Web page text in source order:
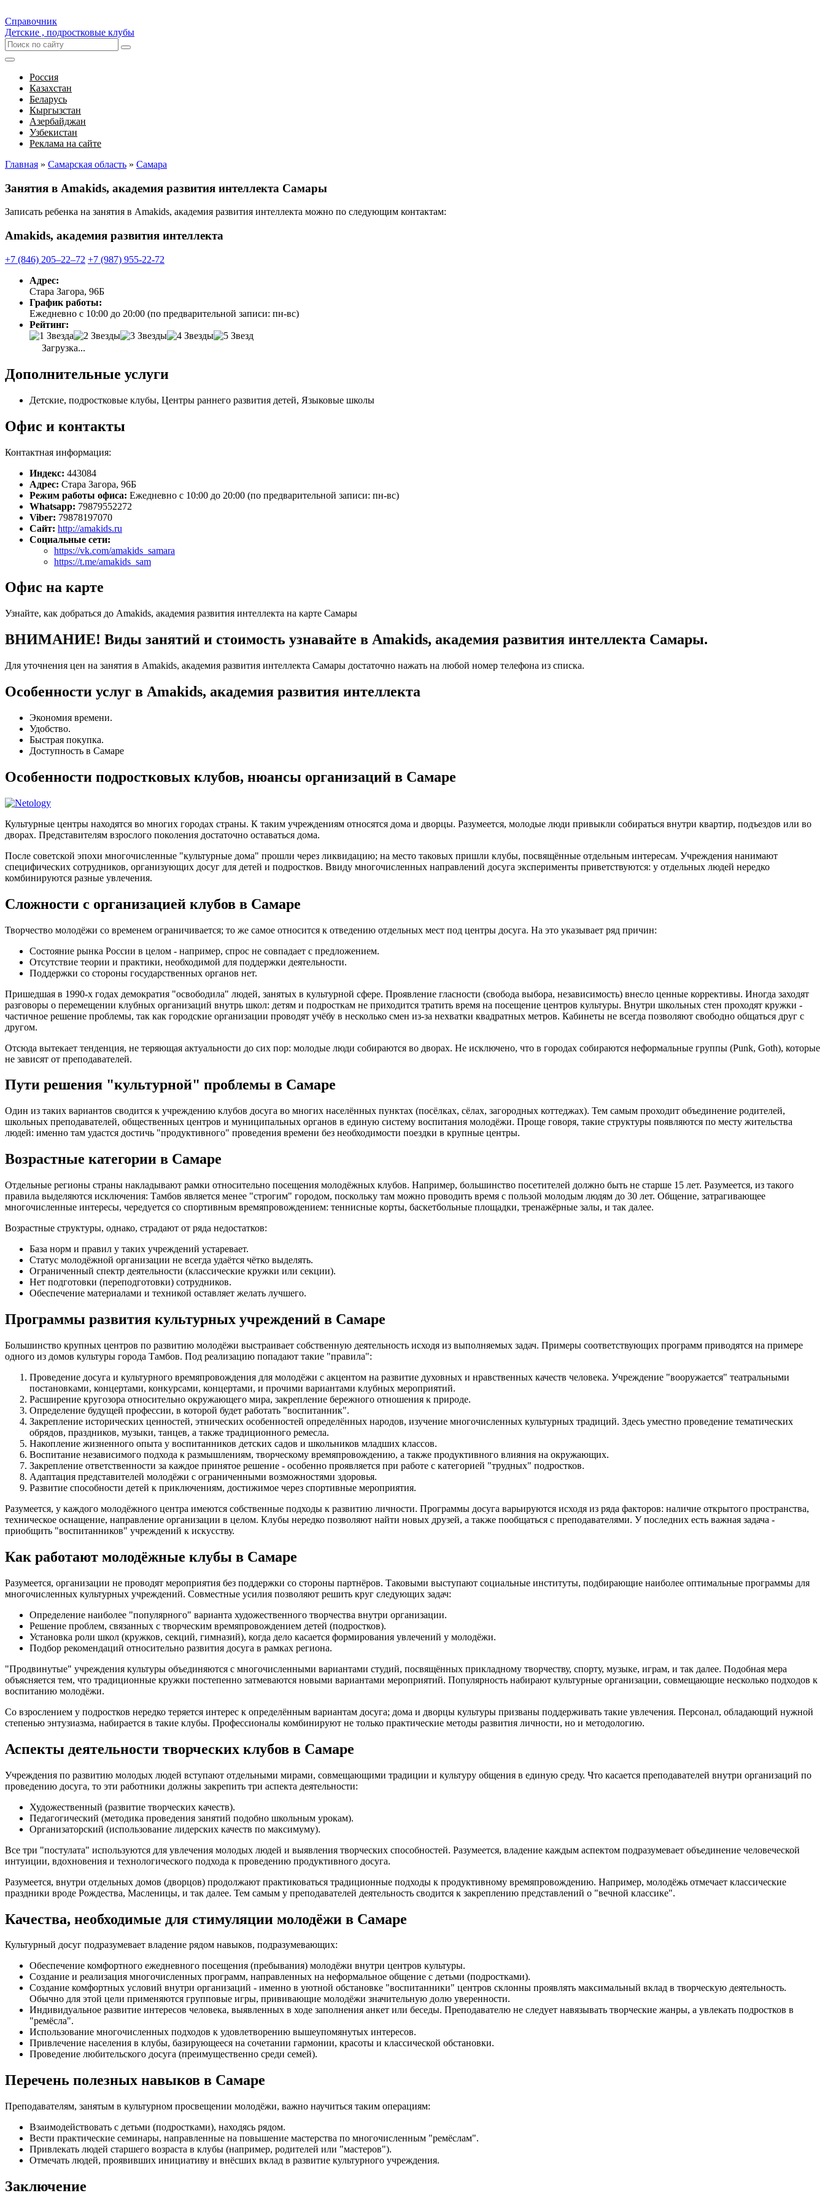
Справочник
Детские , подростковые клубы
Россия
Казахстан
Беларусь
Кыргызстан
Азербайджан
Узбекистан
Реклама на сайте
Главная » Самарская область » Самара
Занятия в Amakids, академия развития интеллекта Самары
Записать ребенка на занятия в Amakids, академия развития интеллекта можно по следующим контактам:
Amakids, академия развития интеллекта
+7 (846) 205‒22‒72 +7 (987) 955-22-72
Адрес:
Стара Загора, 96Б
График работы:
Ежедневно с 10:00 до 20:00 (по предварительной записи: пн-вс)
Рейтинг:
Загрузка...
Дополнительные услуги
Детские, подростковые клубы, Центры раннего развития детей, Языковые школы
Офис и контакты
Контактная информация:
Индекс: 443084
Адрес: Стара Загора, 96Б
Режим работы офиса: Ежедневно с 10:00 до 20:00 (по предварительной записи: пн-вс)
Whatsapp: 79879552272
Viber: 79878197070
Сайт: http://amakids.ru
Социальные сети:
https://vk.com/amakids_samara
https://t.me/amakids_sam
Офис на карте
Узнайте, как добраться до Amakids, академия развития интеллекта на карте Самары
ВНИМАНИЕ! Виды занятий и стоимость узнавайте в Amakids, академия развития интеллекта Самары.
Для уточнения цен на занятия в Amakids, академия развития интеллекта Самары достаточно нажать на любой номер телефона из списка.
Особенности услуг в Amakids, академия развития интеллекта
Экономия времени.
Удобство.
Быстрая покупка.
Доступность в Самаре
Особенности подростковых клубов, нюансы организаций в Самаре
Культурные центры находятся во многих городах страны. К таким учреждениям относятся дома и дворцы. Разумеется, молодые люди привыкли собираться внутри квартир, подъездов или во
дворах. Представителям взрослого поколения достаточно оставаться дома.
После советской эпохи многочисленные "культурные дома" прошли через ликвидацию; на место таковых пришли клубы, посвящённые отдельным интересам. Учреждения нанимают
специфических сотрудников, организующих досуг для детей и подростков. Ввиду многочисленных направлений досуга эксперименты приветствуются: у отдельных людей нередко
комбинируются разные увлечения.
Сложности с организацией клубов в Самаре
Творчество молодёжи со временем ограничивается; то же самое относится к отведению отдельных мест под центры досуга. На это указывает ряд причин:
Состояние рынка России в целом - например, спрос не совпадает с предложением.
Отсутствие теории и практики, необходимой для поддержки деятельности.
Поддержки со стороны государственных органов нет.
Пришедшая в 1990-х годах демократия "освободила" людей, занятых в культурной сфере. Проявление гласности (свобода выбора, независимость) внесло ценные коррективы. Иногда заходят
разговоры о перемещении клубных организаций внутрь школ: детям и подросткам не приходится тратить время на посещение центров культуры. Внутри школьных стен проходят кружки -
частичное решение проблемы, так как городские организации проводят учёбу в несколько смен из-за нехватки квадратных метров. Кабинеты не всегда позволяют свободно общаться друг с
другом.
Отсюда вытекает тенденция, не теряющая актуальности до сих пор: молодые люди собираются во дворах. Не исключено, что в городах собираются неформальные группы (Punk, Goth), которые
не зависят от преподавателей.
Пути решения "культурной" проблемы в Самаре
Один из таких вариантов сводится к учреждению клубов досуга во многих населённых пунктах (посёлках, сёлах, загородных коттеджах). Тем самым проходит объединение родителей,
школьных преподавателей, общественных центров и муниципальных органов в единую систему воспитания молодёжи. Проще говоря, такие структуры появляются по месту жительства
людей: именно там удастся достичь "продуктивного" проведения времени без необходимости поездки в крупные центры.
Возрастные категории в Самаре
Отдельные регионы страны накладывают рамки относительно посещения молодёжных клубов. Например, большинство посетителей должно быть не старше 15 лет. Разумеется, из такого
правила выделяются исключения: Тамбов является менее "строгим" городом, поскольку там можно проводить время с пользой молодым людям до 30 лет. Общение, затрагивающее
многочисленные интересы, чередуется со спортивным времяпровождением: теннисные корты, баскетбольные площадки, тренажёрные залы, и так далее.
Возрастные структуры, однако, страдают от ряда недостатков:
База норм и правил у таких учреждений устаревает.
Статус молодёжной организации не всегда удаётся чётко выделять.
Ограниченный спектр деятельности (классические кружки или секции).
Нет подготовки (переподготовки) сотрудников.
Обеспечение материалами и техникой оставляет желать лучшего.
Программы развития культурных учреждений в Самаре
Большинство крупных центров по развитию молодёжи выстраивает собственную деятельность исходя из выполняемых задач. Примеры соответствующих программ приводятся на примере
одного из домов культуры города Тамбов. Под реализацию попадают такие "правила":
Проведение досуга и культурного времяпровождения для молодёжи с акцентом на развитие духовных и нравственных качеств человека. Учреждение "вооружается" театральными
постановками, концертами, конкурсами, концертами, и прочими вариантами клубных мероприятий.
Расширение кругозора относительно окружающего мира, закрепление бережного отношения к природе.
Определение будущей профессии, в которой будет работать "воспитанник".
Закрепление исторических ценностей, этнических особенностей определённых народов, изучение многочисленных культурных традиций. Здесь уместно проведение тематических
обрядов, праздников, музыки, танцев, а также традиционного ремесла.
Накопление жизненного опыта у воспитанников детских садов и школьников младших классов.
Воспитание независимого подхода к размышлениям, творческому времяпровождению, а также продуктивного влияния на окружающих.
Закрепление ответственности за каждое принятое решение - особенно проявляется при работе с категорией "трудных" подростков.
Адаптация представителей молодёжи с ограниченными возможностями здоровья.
Развитие способности детей к приключениям, достижимое через спортивные мероприятия.
Разумеется, у каждого молодёжного центра имеются собственные подходы к развитию личности. Программы досуга варьируются исходя из ряда факторов: наличие открытого пространства,
техническое оснащение, направление организации в целом. Клубы нередко позволяют найти новых друзей, а также пообщаться с преподавателями. У последних есть важная задача -
приобщить "воспитанников" учреждений к искусству.
Как работают молодёжные клубы в Самаре
Разумеется, организации не проводят мероприятия без поддержки со стороны партнёров. Таковыми выступают социальные институты, подбирающие наиболее оптимальные программы для
многочисленных культурных учреждений. Совместные усилия позволяют решить круг следующих задач:
Определение наиболее "популярного" варианта художественного творчества внутри организации.
Решение проблем, связанных с творческим времяпровождением детей (подростков).
Установка роли школ (кружков, секций, гимназий), когда дело касается формирования увлечений у молодёжи.
Подбор рекомендаций относительно развития досуга в рамках региона.
"Продвинутые" учреждения культуры объединяются с многочисленными вариантами студий, посвящённых прикладному творчеству, спорту, музыке, играм, и так далее. Подобная мера
объясняется тем, что традиционные кружки постепенно затмеваются новыми вариантами мероприятий. Популярность набирают культурные организации, совмещающие несколько подходов к
воспитанию молодёжи.
Со взрослением у подростков нередко теряется интерес к определённым вариантам досуга; дома и дворцы культуры призваны поддерживать такие увлечения. Персонал, обладающий нужной
степенью энтузиазма, набирается в такие клубы. Профессионалы комбинируют не только практические методы развития личности, но и методологию.
Аспекты деятельности творческих клубов в Самаре
Учреждения по развитию молодых людей вступают отдельными мирами, совмещающими традиции и культуру общения в единую среду. Что касается преподавателей внутри организаций по
проведению досуга, то эти работники должны закрепить три аспекта деятельности:
Художественный (развитие творческих качеств).
Педагогический (методика проведения занятий подобно школьным урокам).
Организаторский (использование лидерских качеств по максимуму).
Все три "постулата" используются для увлечения молодых людей и выявления творческих способностей. Разумеется, владение каждым аспектом подразумевает объединение человеческой
интуиции, вдохновения и технологического подхода к проведению продуктивного досуга.
Разумеется, внутри отдельных домов (дворцов) продолжают практиковаться традиционные подходы к продуктивному времяпровождению. Например, молодёжь отмечает классические
праздники вроде Рождества, Масленицы, и так далее. Тем самым у преподавателей деятельность сводится к закреплению представлений о "вечной классике".
Качества, необходимые для стимуляции молодёжи в Самаре
Культурный досуг подразумевает владение рядом навыков, подразумевающих:
Обеспечение комфортного ежедневного посещения (пребывания) молодёжи внутри центров культуры.
Создание и реализация многочисленных программ, направленных на неформальное общение с детьми (подростками).
Создание комфортных условий внутри организаций - именно в уютной обстановке "воспитанники" центров склонны проявлять максимальный вклад в творческую деятельность.
Обычно для этой цели применяются групповые игры, прививающие молодёжи значительную долю уверенности.
Индивидуальное развитие интересов человека, выявленных в ходе заполнения анкет или беседы. Преподавателю не следует навязывать творческие жанры, а увлекать подростков в
"ремёсла".
Использование многочисленных подходов к удовлетворению вышеупомянутых интересов.
Привлечение населения в клубы, базирующееся на сочетании гармонии, красоты и классической обстановки.
Проведение любительского досуга (преимущественно среди семей).
Перечень полезных навыков в Самаре
Преподавателям, занятым в культурном просвещении молодёжи, важно научиться таким операциям:
Взаимодействовать с детьми (подростками), находясь рядом.
Вести практические семинары, направленные на повышение мастерства по многочисленным "ремёслам".
Привлекать людей старшего возраста в клубы (например, родителей или "мастеров").
Отмечать людей, проявивших инициативу и внёсших вклад в развитие культурного учреждения.
Заключение